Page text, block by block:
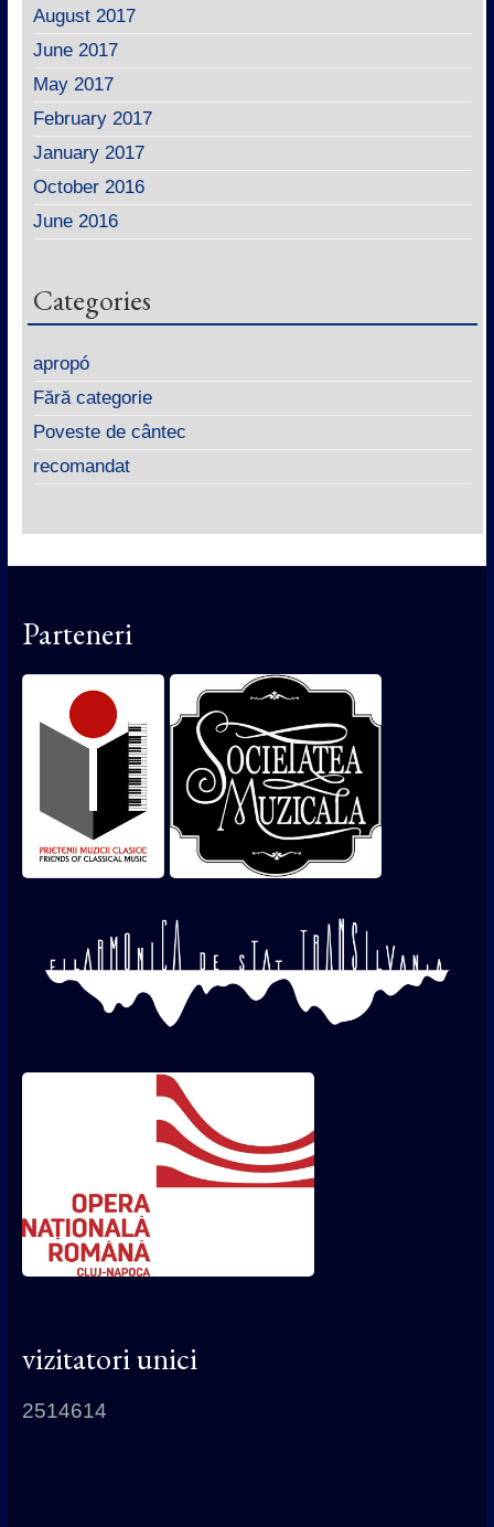
August 2017
June 2017
May 2017
February 2017
January 2017
October 2016
June 2016
Categories
apropó
Fără categorie
Poveste de cântec
recomandat
Parteneri
vizitatori unici
2514614